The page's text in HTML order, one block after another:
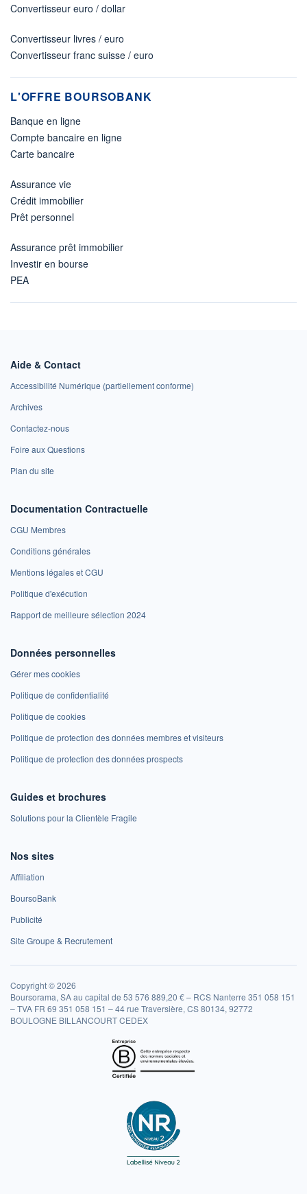
Convertisseur euro / dollar
Convertisseur livres / euro
Convertisseur franc suisse / euro
L'OFFRE BOURSOBANK
Banque en ligne
Compte bancaire en ligne
Carte bancaire
Assurance vie
Crédit immobilier
Prêt personnel
Assurance prêt immobilier
Investir en bourse
PEA
Aide & Contact
Accessibilité Numérique (partiellement conforme)
Archives
Contactez-nous
Foire aux Questions
Plan du site
Documentation Contractuelle
CGU Membres
Conditions générales
Mentions légales et CGU
Politique d'exécution
Rapport de meilleure sélection 2024
Données personnelles
Gérer mes cookies
Politique de confidentialité
Politique de cookies
Politique de protection des données membres et visiteurs
Politique de protection des données prospects
Guides et brochures
Solutions pour la Clientèle Fragile
Nos sites
Affiliation
BoursoBank
Publicité
Site Groupe & Recrutement
Copyright © 2026
Boursorama, SA au capital de 53 576 889,20 € – RCS Nanterre 351 058 151
– TVA FR 69 351 058 151 – 44 rue Traversière, CS 80134, 92772
BOULOGNE BILLANCOURT CEDEX